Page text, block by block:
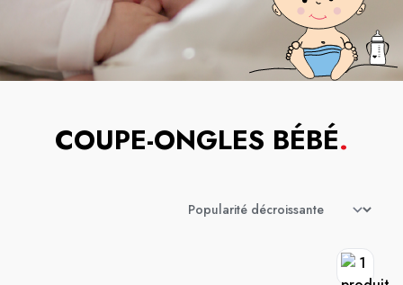
COUPE-ONGLES BÉBÉ.